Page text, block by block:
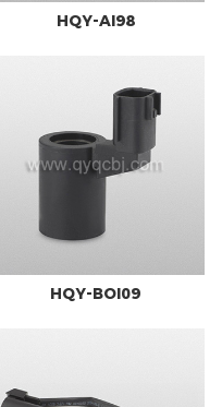
HQY-AI98
HQY-BOI09